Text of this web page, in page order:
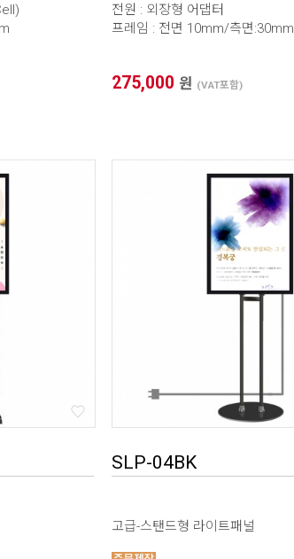
레임 사이즈 계산을 위한 샘플 이미지입니다.
력 사이즈
면 사이즈
전원 : 외장형 어댑터
프레임 : 전면 10mm/측면:30mm
275,000 원 (VAT포함)
SLP-04BK
고급-스탠드형 라이트패널